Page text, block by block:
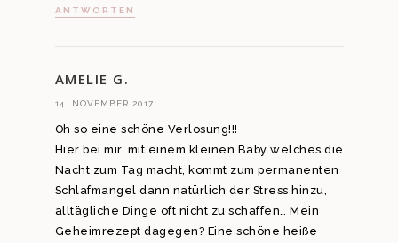
ANTWORTEN
AMELIE G.
14. NOVEMBER 2017
Oh so eine schöne Verlosung!!!
Hier bei mir, mit einem kleinen Baby welches die
Nacht zum Tag macht, kommt zum permanenten
Schlafmangel dann natürlich der Stress hinzu,
alltägliche Dinge oft nicht zu schaffen… Mein
Geheimrezept dagegen? Eine schöne heiße